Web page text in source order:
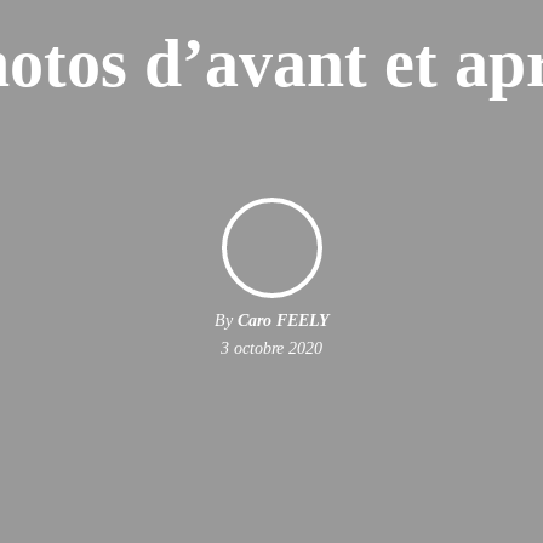
d’avant et
By Caro FEELY
3 octobre 2020